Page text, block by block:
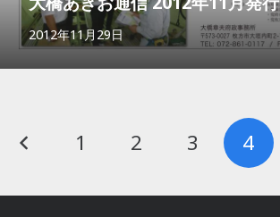
2012年11月29日
1 2 3 4